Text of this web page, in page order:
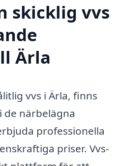
skicklig vvs
Ärla
vvs i Ärla, finns
närbelägna
professionella
priser. Vvs-